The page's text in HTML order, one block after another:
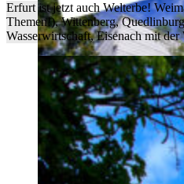
Erfurt ist jetzt auch Welterbe!
Themen!), Wittenberg,
Wasserwirtschaft, Eisenach mit der